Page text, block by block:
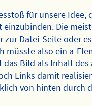
für unsere Idee,
einzubinden. Die
zur Datei-Seite oder es
müsste also ein a-
Bild als Inhalt des
Links damit
von hinten durch